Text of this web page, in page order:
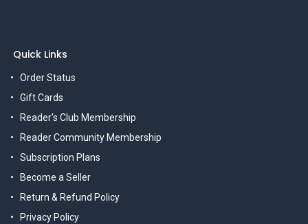
Quick Links
Order Status
Gift Cards
Reader's Club Membership
Reader Community Membership
Subscription Plans
Become a Seller
Return & Refund Policy
Privacy Policy